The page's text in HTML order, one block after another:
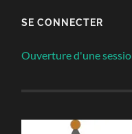
SE CONNECTER
Ouverture d'une